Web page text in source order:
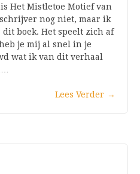
Het Mistletoe Motief van
nog niet, maar ik
boek. Het speelt zich af
je mij al snel in je
wat ik van dit verhaal
Lees Verder →